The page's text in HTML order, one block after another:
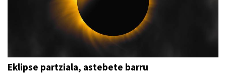
Eklipse partziala, astebete barru